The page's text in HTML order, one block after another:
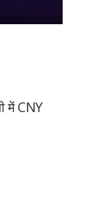
में CNY